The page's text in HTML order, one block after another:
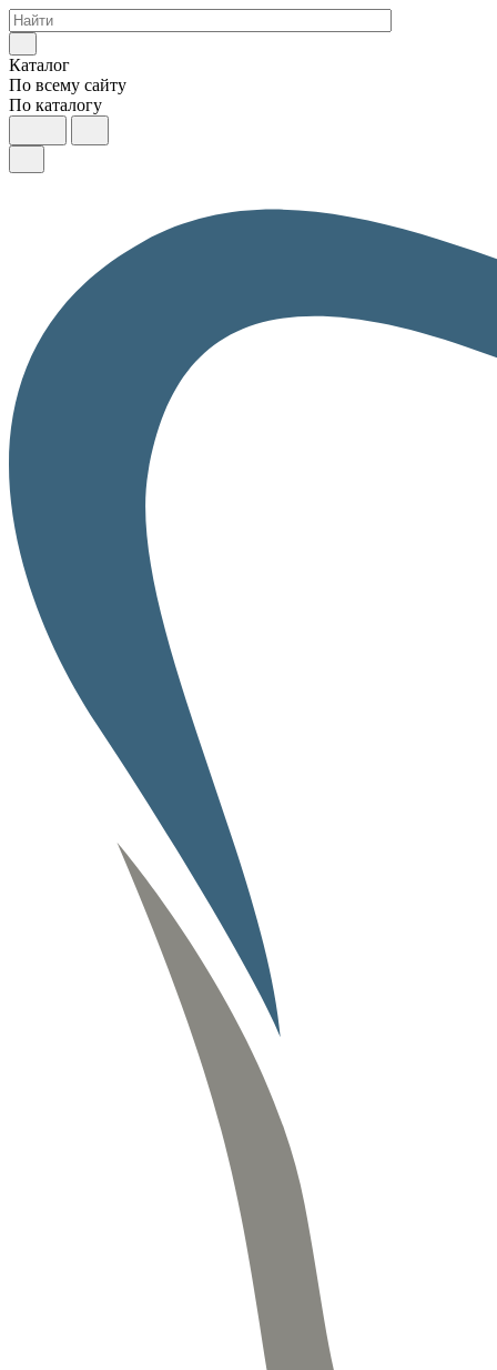
Каталог
По всему сайту
По каталогу